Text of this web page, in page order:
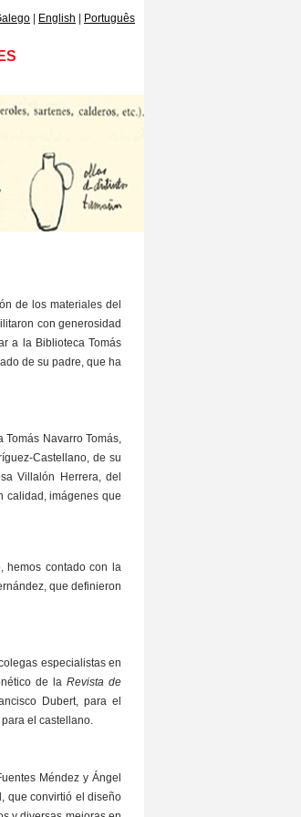
English Português
de los materiales del
con generosidad
a la Biblioteca Tomás
de su padre, que ha
Navarro Tomás,
Castellano, de su
Villalón Herrera, del
calidad, imágenes que
hemos contado con la
que definieron
especialistas en
de laRevista de
Dubert, para el
el castellano.
Méndez y Ángel
que convirtió el diseño